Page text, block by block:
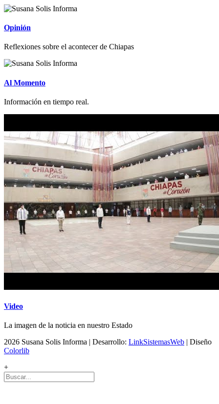
Opinión
Reflexiones sobre el acontecer de Chiapas
Al Momento
Información en tiempo real.
Video
La imagen de la noticia en nuestro Estado
2026 Susana Solis Informa | Desarrollo: LinkSistemasWeb | Diseño
Colorlib
+